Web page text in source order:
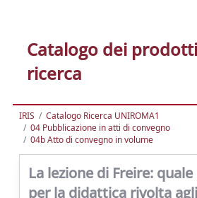
Catalogo dei
ricerca
IRIS
Catalogo Ricerca UNIROMA1
04 Pubblicazione in atti di convegno
04b Atto di convegno in volume
La lezione di Freire:
per la didattica rivolta